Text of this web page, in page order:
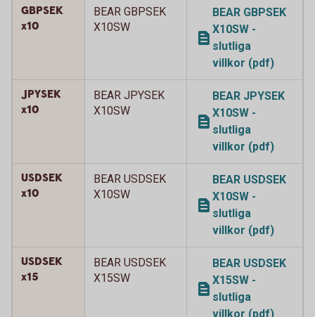
GBPSEK
x10
BEAR GBPSEK
X10SW
BEAR GBPSEK
X10SW -
slutliga
villkor (pdf)
JPYSEK
x10
BEAR JPYSEK
X10SW
BEAR JPYSEK
X10SW -
slutliga
villkor (pdf)
USDSEK
x10
BEAR USDSEK
X10SW
BEAR USDSEK
X10SW -
slutliga
villkor (pdf)
USDSEK
x15
BEAR USDSEK
X15SW
BEAR USDSEK
X15SW -
slutliga
villkor (pdf)